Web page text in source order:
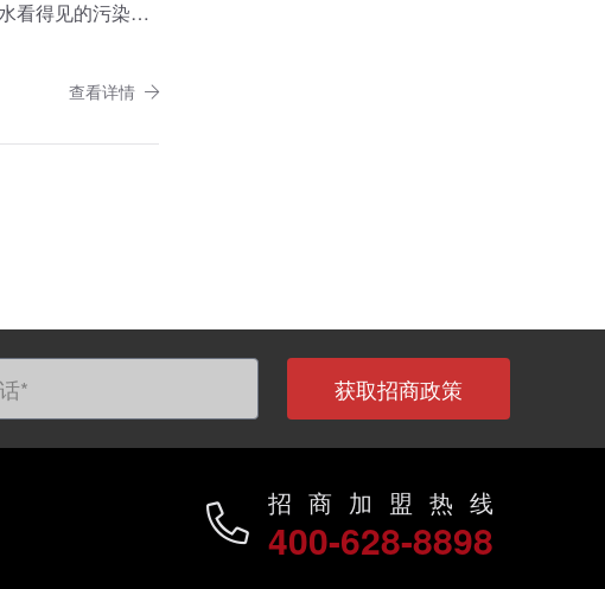
看得见的污染，
查看详情
获取招商政策
招商加盟热线
400-628-8898